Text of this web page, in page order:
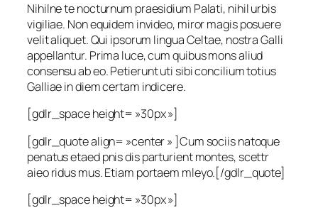
Nihilne te nocturnum praesidium Palati, nihil urbis
vigiliae. Non equidem invideo, miror magis posuere
velit aliquet. Qui ipsorum lingua Celtae, nostra Galli
appellantur. Prima luce, cum quibus mons aliud
consensu ab eo. Petierunt uti sibi concilium totius
Galliae in diem certam indicere.
[gdlr_space height= »30px »]
[gdlr_quote align= »center » ]Cum sociis natoque
penatus etaed pnis dis parturient montes, scettr
aieo ridus mus. Etiam portaem mleyo.[/gdlr_quote]
[gdlr_space height= »30px »]